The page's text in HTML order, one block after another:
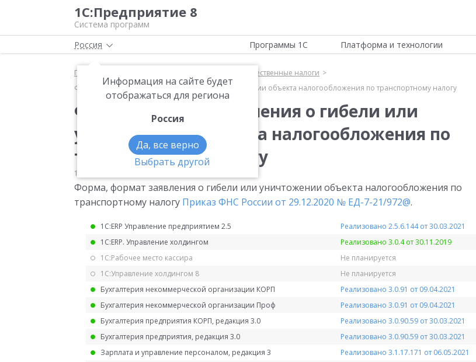
1С:Предприятие 8
Система программ
Россия
Информация на сайте будет
отображаться для региона
Россия
Да, все верно
Выбрать другой
Программы 1С Платформа и технологии
Главная
Имущественные налоги
Форма, формат заявления о гибели или уничтожении объекта налогообложения по транспортному налогу
Форма, формат заявления о гибели или
уничтожении объекта налогообложения по
транспортному налогу
15.03.2021
Форма, формат заявления о гибели или уничтожении объекта налогообложения по
транспортному налогу Приказ ФНС России от 29.12.2020 № ЕД-7-21/972@.
1С:ERP Управление предприятием 2.5
Реализовано 2.5.6.144 от 30.03.2021
1С:ERP. Управление холдингом
Реализовано 3.0.4 от 30.11.2019
1С:Рабочее место кассира
Не планируется
1С:Управление холдингом 8
Не планируется
Бухгалтерия некоммерческой организации КОРП
Реализовано 3.0.91 от 09.04.2021
Бухгалтерия некоммерческой организации Проф
Реализовано 3.0.91 от 09.04.2021
Бухгалтерия предприятия КОРП, редакция 3.0
Реализовано 3.0.90.59 от 30.03.2021
Бухгалтерия предприятия, редакция 3.0
Реализовано 3.0.90.59 от 30.03.2021
Зарплата и управление персоналом, редакция 3
Реализовано 3.1.17.171 от 06.05.2021